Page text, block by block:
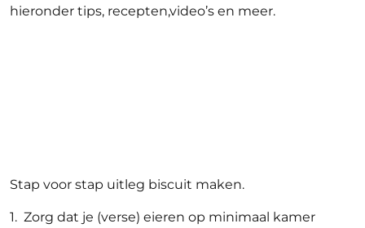
hieronder tips, recepten,video’s en meer.
Stap voor stap uitleg biscuit maken.
1. Zorg dat je (verse) eieren op minimaal kamer